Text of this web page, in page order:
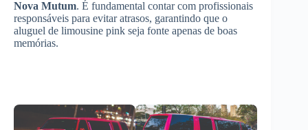
Nova Mutum. É fundamental contar com profissionais
responsáveis para evitar atrasos, garantindo que o
aluguel de limousine pink seja fonte apenas de boas
memórias.